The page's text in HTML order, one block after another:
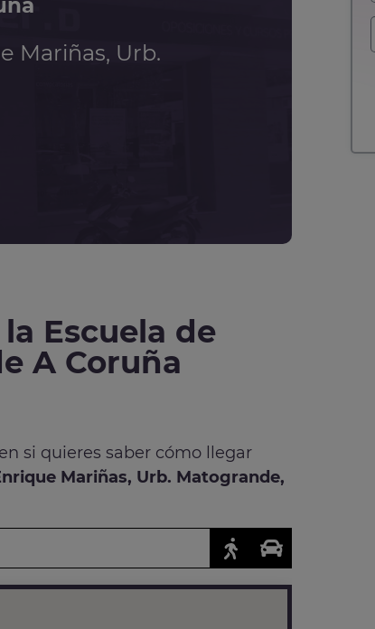
Mariñas, Urb.
Escuela de
A Coruña
si quieres saber cómo llegar
Mariñas, Urb. Matogrande,